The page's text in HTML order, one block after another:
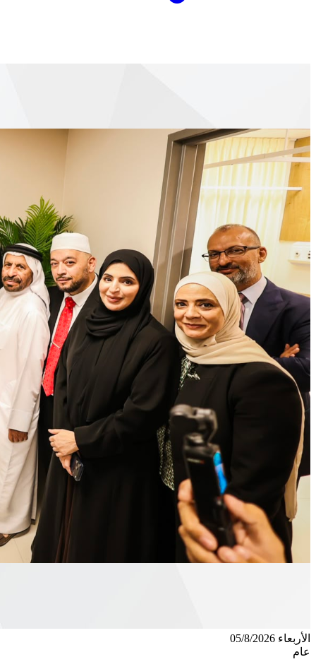
الأربعاء 05/8/2026
عام